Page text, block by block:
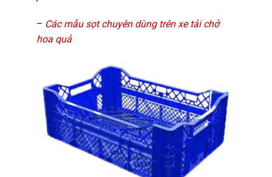
– Các mẫu sọt chuyên dùng trên xe tải chở
hoa quả